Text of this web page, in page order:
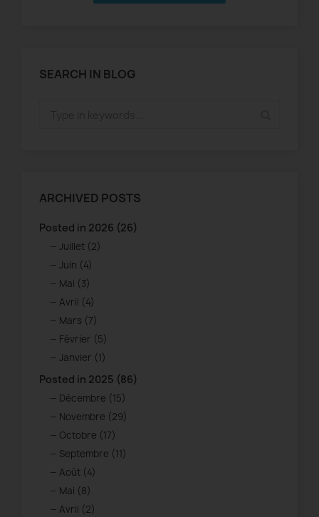
SEARCH IN BLOG
ARCHIVED POSTS
Posted in 2026 (26)
Juillet (2)
Juin (4)
Mai (3)
Avril (4)
Mars (7)
Février (5)
Janvier (1)
Posted in 2025 (86)
Décembre (15)
Novembre (29)
Octobre (17)
Septembre (11)
Août (4)
Mai (8)
Avril (2)